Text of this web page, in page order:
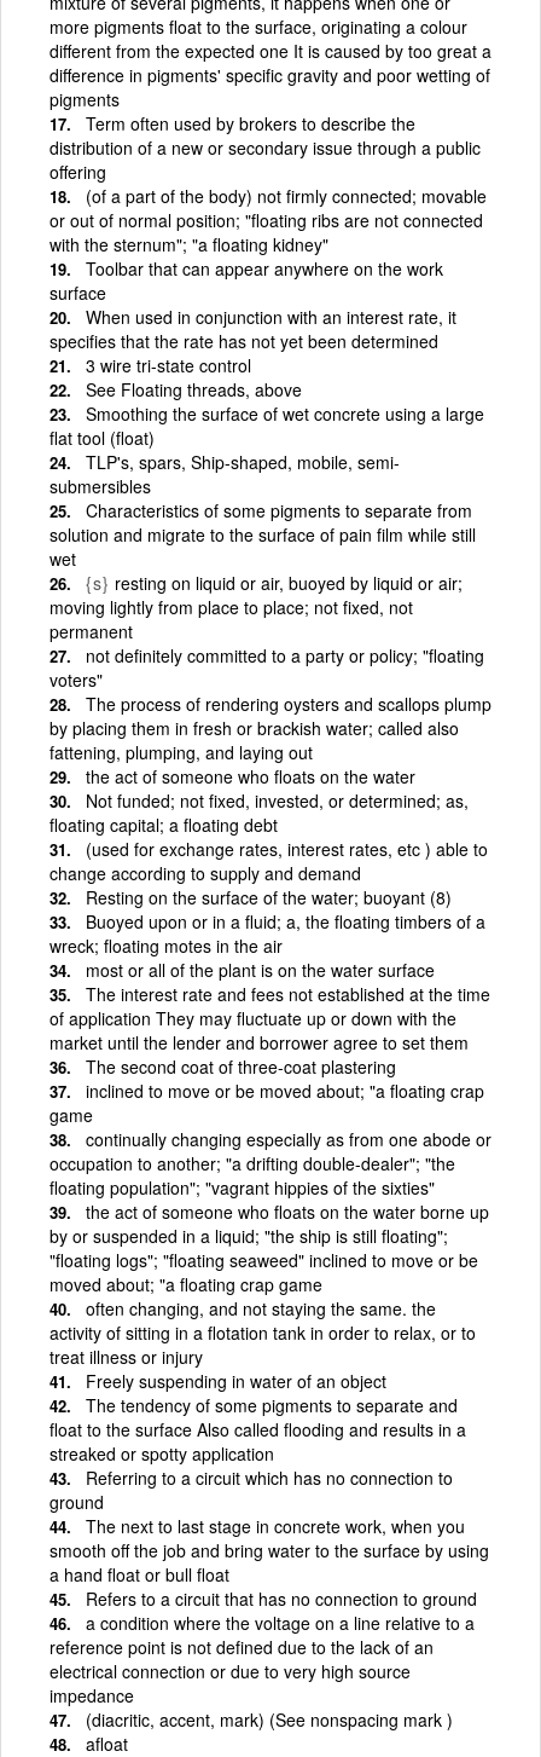
more pigments float to the surface, originating a colour
different from the expected one It is caused by too great a
difference in pigments' specific gravity and poor wetting of
pigments
Term often used by brokers to describe the
distribution of a new or secondary issue through a public
offering
(of a part of the body) not firmly connected; movable
or out of normal position; "floating ribs are not connected
with the sternum"; "a floating kidney"
Toolbar that can appear anywhere on the work
surface
When used in conjunction with an interest rate, it
specifies that the rate has not yet been determined
3 wire tri-state control
See Floating threads, above
Smoothing the surface of wet concrete using a large
flat tool (float)
TLP's, spars, Ship-shaped, mobile, semi-
submersibles
Characteristics of some pigments to separate from
solution and migrate to the surface of pain film while still
wet
{s} resting on liquid or air, buoyed by liquid or air;
moving lightly from place to place; not fixed, not
permanent
not definitely committed to a party or policy; "floating
voters"
The process of rendering oysters and scallops plump
by placing them in fresh or brackish water; called also
fattening, plumping, and laying out
the act of someone who floats on the water
Not funded; not fixed, invested, or determined; as,
floating capital; a floating debt
(used for exchange rates, interest rates, etc ) able to
change according to supply and demand
Resting on the surface of the water; buoyant (8)
Buoyed upon or in a fluid; a, the floating timbers of a
wreck; floating motes in the air
most or all of the plant is on the water surface
The interest rate and fees not established at the time
of application They may fluctuate up or down with the
market until the lender and borrower agree to set them
The second coat of three-coat plastering
inclined to move or be moved about; "a floating crap
game
continually changing especially as from one abode or
occupation to another; "a drifting double-dealer"; "the
floating population"; "vagrant hippies of the sixties"
the act of someone who floats on the water borne up
by or suspended in a liquid; "the ship is still floating";
"floating logs"; "floating seaweed" inclined to move or be
moved about; "a floating crap game
often changing, and not staying the same. the
activity of sitting in a flotation tank in order to relax, or to
treat illness or injury
Freely suspending in water of an object
The tendency of some pigments to separate and
float to the surface Also called flooding and results in a
streaked or spotty application
Referring to a circuit which has no connection to
ground
The next to last stage in concrete work, when you
smooth off the job and bring water to the surface by using
a hand float or bull float
Refers to a circuit that has no connection to ground
a condition where the voltage on a line relative to a
reference point is not defined due to the lack of an
electrical connection or due to very high source
impedance
(diacritic, accent, mark) (See nonspacing mark )
afloat